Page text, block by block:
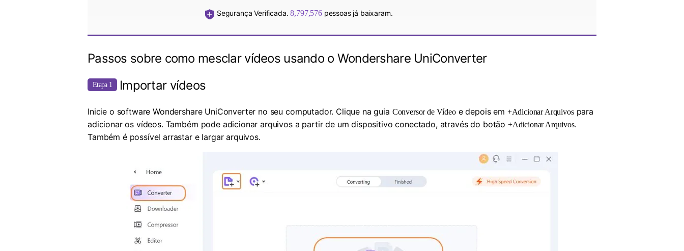
Segurança Verificada.8,797,576pessoas já baixaram.
Passos sobre como mesclar vídeos usando o Wondershare UniConverter
Etapa 1 Importar vídeos
Inicie o software Wondershare UniConverter no seu computador. Clique na guia Conversor de Vídeoe depois em +Adicionar Arquivospara
adicionar os vídeos. Também pode adicionar arquivos a partir de um dispositivo conectado, através do botão +Adicionar Arquivos.
Também é possível arrastar e largar arquivos.